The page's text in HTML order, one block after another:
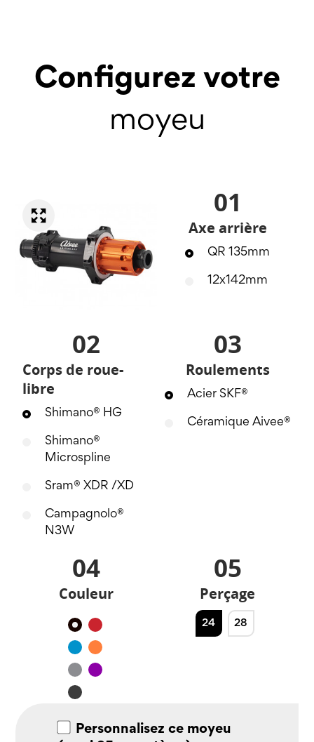
Configurez votre
moyeu
01
Axe arrière
QR 135mm
12x142mm
02
Corps de roue-
libre
Shimano® HG
Shimano®
Microspline
Sram® XDR /XD
Campagnolo®
N3W
03
Roulements
Acier SKF®
Céramique Aivee®
04
Couleur
NoirRouge
BleuOrange
SilverViolet
Noir
05
Perçage
24 28
Personnalisez ce moyeu